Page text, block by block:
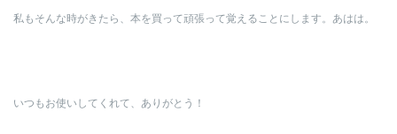
私もそんな時がきたら、本を買って頑張って覚えることにします。あはは。
いつもお使いしてくれて、ありがとう！